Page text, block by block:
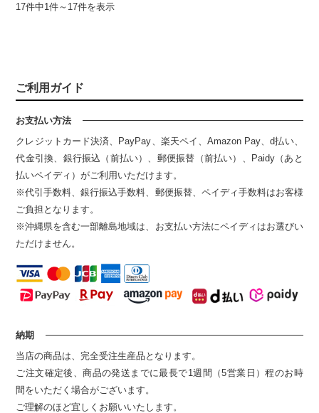
17件中1件～17件を表示
ご利用ガイド
お支払い方法
クレジットカード決済、PayPay、楽天ペイ、Amazon Pay、d払い、
代金引換、銀行振込（前払い）、郵便振替（前払い）、Paidy（あと
払いペイディ）がご利用いただけます。
※代引手数料、銀行振込手数料、郵便振替、ペイディ手数料はお客様
ご負担となります。
※沖縄県を含む一部離島地域は、お支払い方法にペイディはお選びい
ただけません。
納期
当店の商品は、完全受注生産品となります。
ご注文確定後、商品の発送までに最長で1週間（5営業日）程のお時
間をいただく場合がございます。
ご理解のほど宜しくお願いいたします。